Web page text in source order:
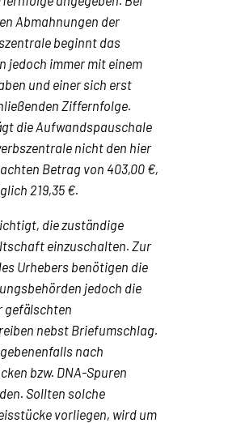
Abmahnungen der
beginnt das
jedoch immer mit einem
und einer sich erst
Ziffernfolge.
die Aufwandspauschale
nicht den hier
Betrag von 403,00 €,
219,35 €.
die zuständige
einzuschalten. Zur
Urhebers benötigen die
jedoch die
gefälschten
nebst Briefumschlag.
nach
bzw. DNA-Spuren
Sollten solche
vorliegen, wird um